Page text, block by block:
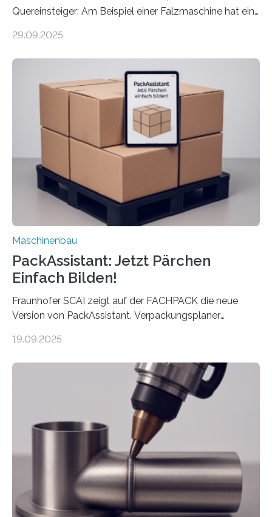
Quereinsteiger: Am Beispiel einer Falzmaschine hat ein
Mensch-Maschine-Schnittstelle so sehr vereinfacht,
Die zugrunde liegende Methodik lässt sich auf alle
anderen Maschinen übertragen. Eine Falzmaschine
umzurüsten ist ein Job für echte Profis. Eine solche
Maschine faltet in Druckereien Broschüren, Prospekte,
Landkarten und vieles mehr – mehrere Zehntausend
Exemplare pro Stunde. Je nach Maschinentyp und
Auftrag kann das Umrüsten…
29.09.2025
Maschinenbau
PackAssistant: Jetzt Pärchen
Einfach Bilden!
Fraunhofer SCAI zeigt auf der FACHPACK die neue
Version von PackAssistant. Verpackungsplaner
Automobil, Maschinenbau und in der Zulieferindustrie.
Teile als eine Einheit verpacken. Die Anordnung kann
der Benutzer vorgeben und erhält so mehr Kontrolle
über die Positionierung der Bauteile. Die ebenfalls neue
Automatisierungsschnittstelle dient dazu, die Software
besser in spezifische Unternehmensprozesse
einzubinden. Sankt Augustin – Zur Messe FACHPACK
vom 23. bis 25. September in Nürnberg…
19.09.2025